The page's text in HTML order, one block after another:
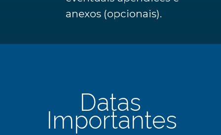
anexos (opcionais).
Datas
Importantes